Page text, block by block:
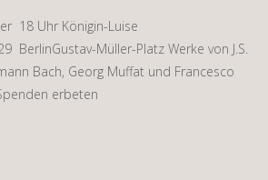
18 Uhr Königin-Luise
BerlinGustav-Müller-Platz Werke von J.S.
Bach, Georg Muffat und Francesco
erbeten